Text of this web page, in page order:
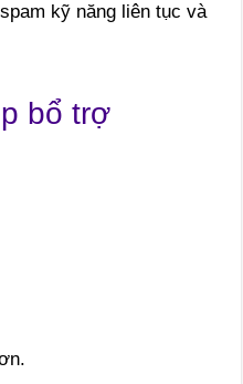
kỹ năng liên tục và
bổ trợ